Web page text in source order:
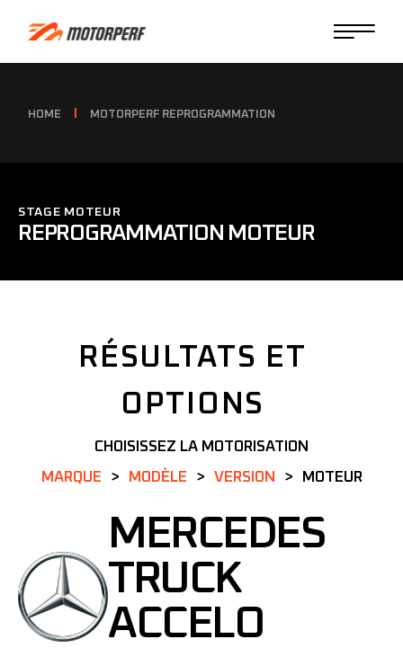
HOME MOTORPERF REPROGRAMMATION
STAGE MOTEUR
REPROGRAMMATION MOTEUR
RÉSULTATS ET
OPTIONS
CHOISISSEZ LA MOTORISATION
MARQUE
MODÈLE VERSION MOTEUR
MERCEDES
TRUCK
ACCELO